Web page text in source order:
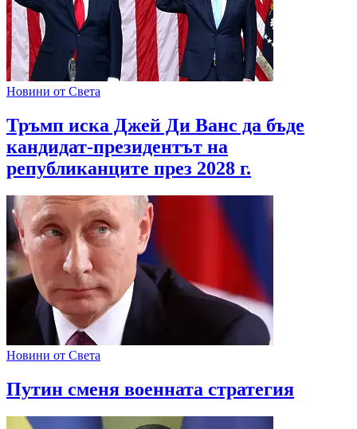
Новини от Света
Тръмп иска Джей Ди Ванс да бъде
кандидат-президентът на
републиканците през 2028 г.
Новини от Света
Путин сменя военната стратегия